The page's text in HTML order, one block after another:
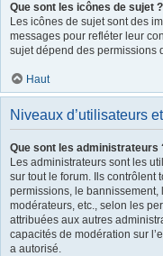
Que sont les icônes de sujet ?
Les icônes de sujet sont des
messages pour refléter leur
sujet dépend des permissions
Haut
Niveaux d’utilisateurs
Que sont les administrateurs
Les administrateurs sont les
sur tout le forum. Ils contrôlent
permissions, le bannissement,
modérateurs, etc., selon les
attribuées aux autres
capacités de modération sur
a autorisé.